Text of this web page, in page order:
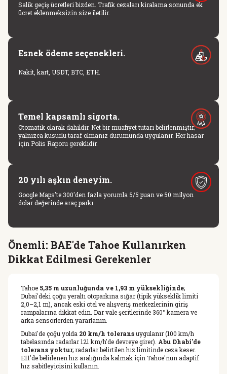
Salik geçiş ücretleri bizden. Trafik cezaları kiralama sonunda ek
ücret eklenmeksizin size iletilir.
Esnek ödeme seçenekleri.
Nakit, kart, USDT, BTC, ETH.
Temel kapsamlı sigorta.
Otomatik olarak dahildir. Net bir muafiyet tutarı belirlenmiştir;
yalnızca kusurlu taraf olmanız durumunda uygulanır. Her hasar
için Polis Raporu gereklidir.
20 yılı aşkın deneyim.
Google Maps'te 300'den fazla yorumla 5/5 puan ve 50 milyon
dolar değerinde araç parkı.
Önemli: BAE'de Tahoe Kullanırken
Dikkat Edilmesi Gerekenler
Tahoe 5,35 m uzunluğunda ve 1,93 m yüksekliğinde;
Dubai'deki çoğu yeraltı otoparkına sığar (tipik yükseklik limiti
2,0–2,1 m), ancak eski otel ve alışveriş merkezlerinin giriş
rampalarına dikkat edin. Dar vale şeritlerinde 360° kamera ve
arka sensörlerden yararlanın.
Dubai'de çoğu yolda 20 km/h toleransuygulanır (100 km/h
tabelasında radarlar 121 km/h'de devreye girer). Abu Dhabi'de
tolerans yoktur; radarlar belirtilen hız limitinde ceza keser.
E11'de belirlenen hız aralığında kalmak için Tahoe'nun adaptif
hız sabitleyicisini kullanın.